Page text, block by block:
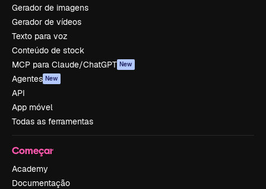
Gerador de imagens
Gerador de vídeos
Texto para voz
Conteúdo de stock
MCP para Claude/ChatGPT New
Agentes New
API
App móvel
Todas as ferramentas
Começar
Academy
Documentação